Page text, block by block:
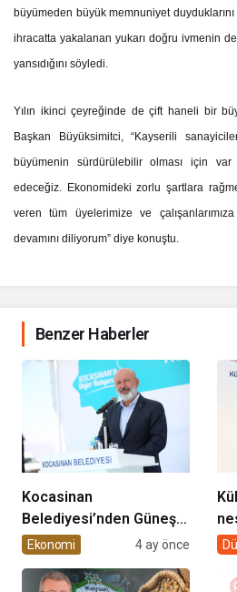
büyümeden büyük memnuniyet
ihracatta yakalanan yukarı doğru ivmenin
yansıdığını söyledi.
Yılın ikinci çeyreğinde de çift haneli bir
Başkan Büyüksimitci, “Kayserili
büyümenin sürdürülebilir olması için var
edeceğiz. Ekonomideki zorlu şartlara
veren tüm üyelerimize ve
devamını diliyorum” diye konuştu.
Benzer Haberler
Kocasinan
Belediyesi’nden Güneş
Enerjisi Hamlesi
Ekonomi 4 ay önce